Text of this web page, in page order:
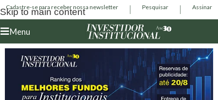
Skip to main content
Cadastre-se para receber nossa newsletter Pesquisar Assinar
Menu